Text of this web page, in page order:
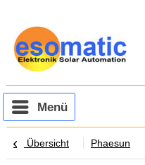
Menü
Übersicht Phaesun